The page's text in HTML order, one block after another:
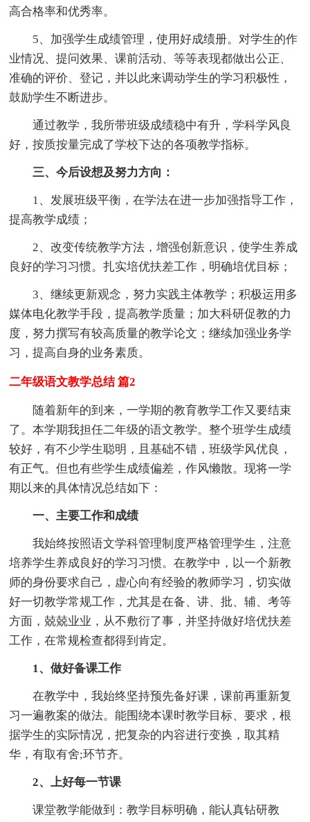
高合格率和优秀率。
5、加强学生成绩管理，使用好成绩册。对学生的作
业情况、提问效果、课前活动、等等表现都做出公正、
准确的评价、登记，并以此来调动学生的学习积极性，
鼓励学生不断进步。
通过教学，我所带班级成绩稳中有升，学科学风良
好，按质按量完成了学校下达的各项教学指标。
三、今后设想及努力方向：
1、发展班级平衡，在学法在进一步加强指导工作，
提高教学成绩；
2、改变传统教学方法，增强创新意识，使学生养成
良好的学习习惯。扎实培优扶差工作，明确培优目标；
3、继续更新观念，努力实践主体教学；积极运用多
媒体电化教学手段，提高教学质量；加大科研促教的力
度，努力撰写有较高质量的教学论文；继续加强业务学
习，提高自身的业务素质。
二年级语文教学总结 篇2
随着新年的到来，一学期的教育教学工作又要结束
了。本学期我担任二年级的语文教学。整个班学生成绩
较好，有不少学生聪明，且基础不错，班级学风优良，
有正气。但也有些学生成绩偏差，作风懒散。现将一学
期以来的具体情况总结如下：
一、主要工作和成绩
我始终按照语文学科管理制度严格管理学生，注意
培养学生养成良好的学习习惯。在教学中，以一个新教
师的身份要求自己，虚心向有经验的教师学习，切实做
好一切教学常规工作，尤其是在备、讲、批、辅、考等
方面，兢兢业业，从不敷衍了事，并坚持做好培优扶差
工作，在常规检查都得到肯定。
1、做好备课工作
在教学中，我始终坚持预先备好课，课前再重新复
习一遍教案的做法。能围绕本课时教学目标、要求，根
据学生的实际情况，把复杂的内容进行变换，取其精
华，有取有舍;环节齐。
2、上好每一节课
课堂教学能做到：教学目标明确，能认真钻研教